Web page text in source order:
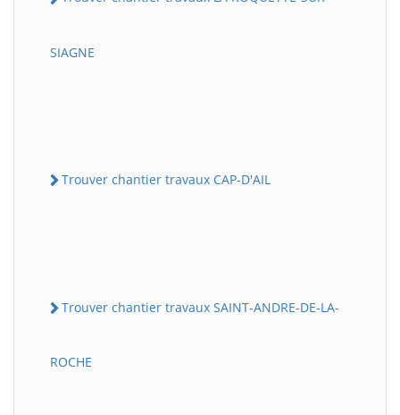
SIAGNE
Trouver chantier travaux CAP-D'AIL
Trouver chantier travaux SAINT-ANDRE-DE-LA-
ROCHE